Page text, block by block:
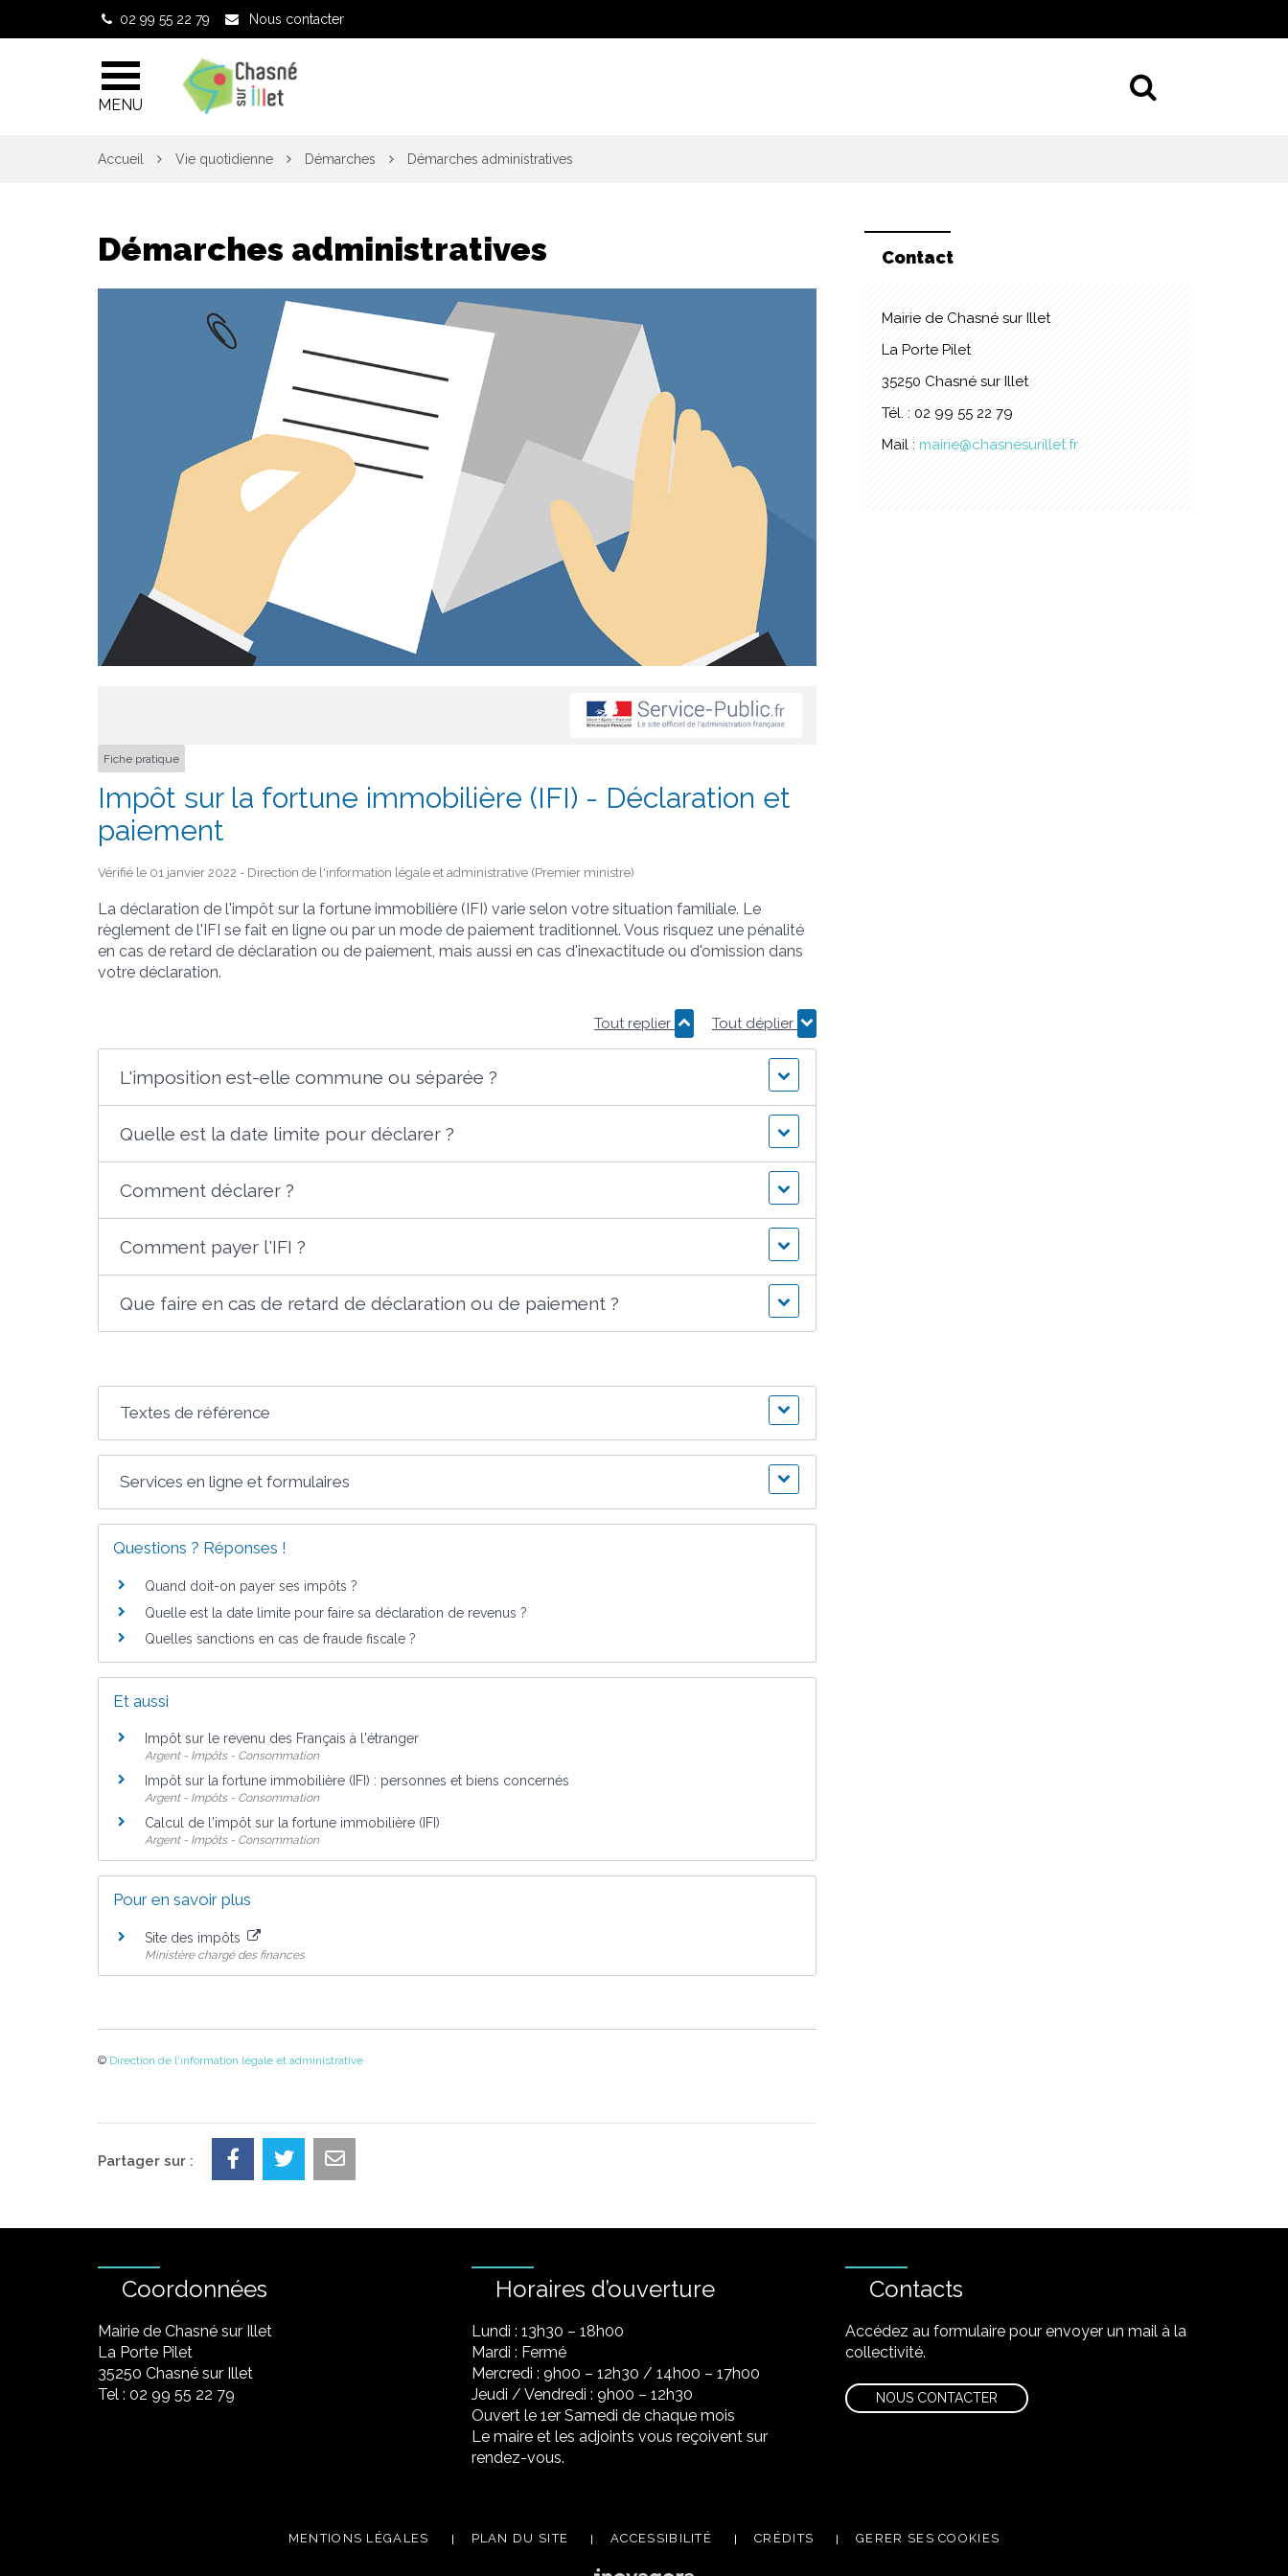
02 99 55 22 79 Nous contacter
MENU
Accueil Vie quotidienne Démarches Démarches administratives
Démarches administratives
Fiche pratique
Impôt sur la fortune immobilière (IFI) - Déclaration et
paiement
Vérifié le 01 janvier 2022 - Direction de l'information légale et administrative (Premier ministre)
La déclaration de l'impôt sur la fortune immobilière (IFI) varie selon votre situation familiale. Le
règlement de l'IFI se fait en ligne ou par un mode de paiement traditionnel. Vous risquez une pénalité
en cas de retard de déclaration ou de paiement, mais aussi en cas d'inexactitude ou d'omission dans
votre déclaration.
Tout replier Tout déplier
L'imposition est-elle commune ou séparée ?
Quelle est la date limite pour déclarer ?
Comment déclarer ?
Comment payer l'IFI ?
Que faire en cas de retard de déclaration ou de paiement ?
Textes de référence
Services en ligne et formulaires
Questions ? Réponses !
Quand doit-on payer ses impôts ?
Quelle est la date limite pour faire sa déclaration de revenus ?
Quelles sanctions en cas de fraude fiscale ?
Et aussi
Impôt sur le revenu des Français à l'étranger
Argent - Impôts - Consommation
Impôt sur la fortune immobilière (IFI) : personnes et biens concernés
Argent - Impôts - Consommation
Calcul de l'impôt sur la fortune immobilière (IFI)
Argent - Impôts - Consommation
Pour en savoir plus
Site des impôts
Ministère chargé des finances
© Direction de l'information légale et administrative
Contact
Mairie de Chasné sur Illet
La Porte Pilet
35250 Chasné sur Illet
Tél. : 02 99 55 22 79
Mail : mairie@chasnesurillet.fr
Partager sur :
Coordonnées
Mairie de Chasné sur Illet
La Porte Pilet
35250 Chasné sur Illet
Tel : 02 99 55 22 79
Horaires d’ouverture
Lundi : 13h30 – 18h00
Mardi : Fermé
Mercredi : 9h00 – 12h30 / 14h00 – 17h00
Jeudi / Vendredi : 9h00 – 12h30
Ouvert le 1er Samedi de chaque mois
Le maire et les adjoints vous reçoivent sur
rendez-vous.
Contacts
Accédez au formulaire pour envoyer un mail à la
collectivité.
NOUS CONTACTER
MENTIONS LÉGALES PLAN DU SITE ACCESSIBILITÉ CRÉDITS GERER SES COOKIES